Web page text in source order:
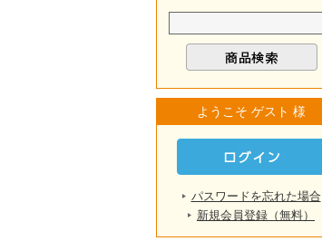
ようこそ ゲスト 様
パスワードを忘れた場合
新規会員登録（無料）